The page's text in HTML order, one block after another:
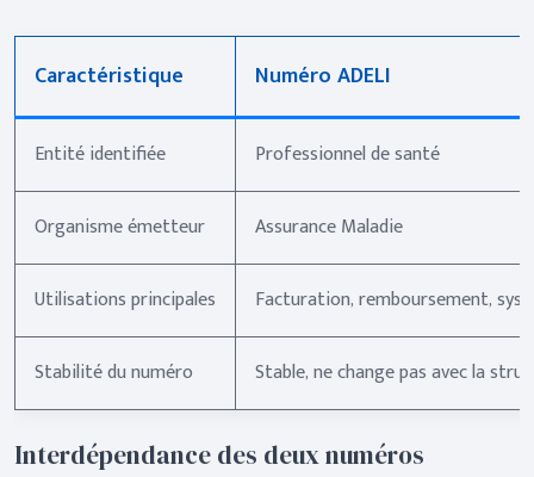
Caractéristique Numéro ADELI
Entité identifiée Professionnel de santé
Organisme émetteur Assurance Maladie
Utilisations principales Facturation, remboursement,
Stabilité du numéro Stable, ne change pas avec la
Interdépendance des deux numéros